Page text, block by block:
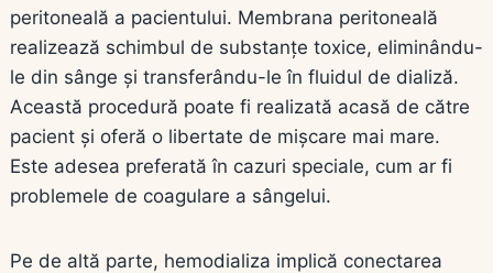
peritoneală a pacientului. Membrana peritoneală
realizează schimbul de substanțe toxice, eliminându-
le din sânge și transferându-le în fluidul de dializă.
Această procedură poate fi realizată acasă de către
pacient și oferă o libertate de mișcare mai mare.
Este adesea preferată în cazuri speciale, cum ar fi
problemele de coagulare a sângelui.
Pe de altă parte, hemodializa implică conectarea